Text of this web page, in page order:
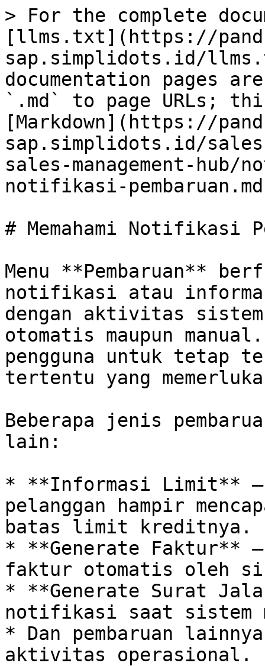
> For the complete
[llms.txt](https://
sap.simplidots.id/
documentation pages
`.md` to page URLs;
[Markdown](https://
sap.simplidots.id/
sales-management-hub/
notifikasi-
# Memahami Notifikasi
Menu **Pembaruan**
notifikasi atau
dengan aktivitas
otomatis maupun
pengguna untuk tetap
tertentu yang
Beberapa jenis
lain:
* **Informasi Limit** –
pelanggan hampir
batas limit kreditnya.
* **Generate Faktur** –
faktur otomatis oleh
* **Generate Surat
notifikasi saat sistem
* Dan pembaruan
aktivitas operasional.